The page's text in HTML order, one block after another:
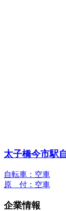
太子橋今市駅
自転車：空車
原 付：空車
企業情報